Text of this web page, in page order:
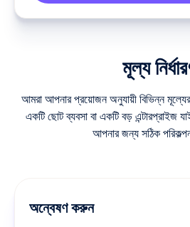
মূল্য
আমরা আপনার প্রয়োজন অনুযায়ী বিভিন্ন
একটি ছোট ব্যবসা বা একটি বড় এন্টারপ্রাইজ
আপনার জন্য সঠিক
অন্বেষণ করুন